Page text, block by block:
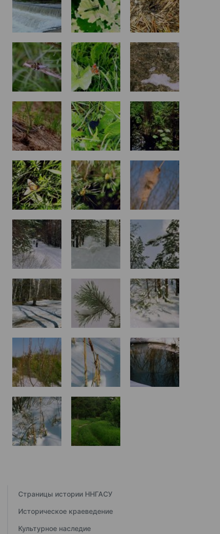
Страницы истории ННГАСУ
Историческое краеведение
Культурное наследие